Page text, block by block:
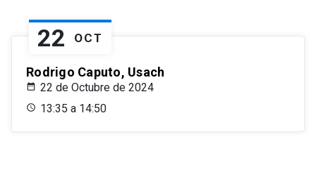
22 OCT
Rodrigo Caputo, Usach
22 de Octubre de 2024
13:35 a 14:50